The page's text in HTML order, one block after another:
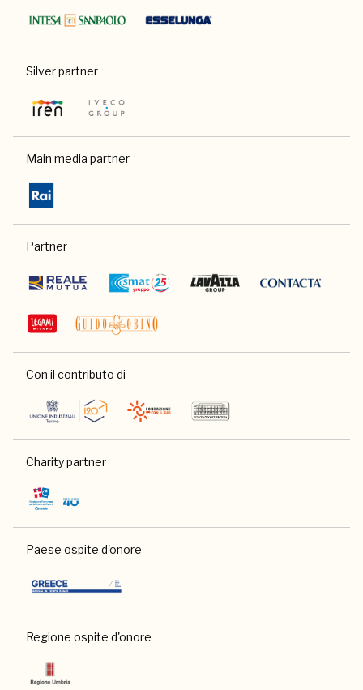
Silver partner
Main media partner
Partner
Con il contributo di
Charity partner
Paese ospite d'onore
Regione ospite d'onore